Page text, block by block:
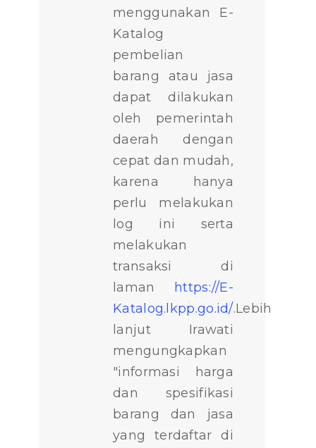
menggunakan E-
Katalog
pembelian
barang atau jasa
dapat dilakukan
oleh pemerintah
daerah dengan
cepat dan mudah,
karena hanya
perlu melakukan
log ini serta
melakukan
transaksi di
laman
https://E-
Katalog.lkpp.go.id/.Lebih
lanjut Irawati
mengungkapkan
"informasi harga
dan spesifikasi
barang dan jasa
yang terdaftar di